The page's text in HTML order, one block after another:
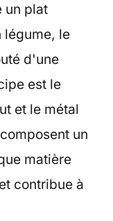
un plat
légume, le
d'une
est le
et le métal
un
matière
contribue à